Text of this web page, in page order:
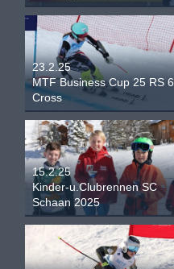
23.2.25
MTF Business Cup 25 RS 6
Cross
15.2.25
Kinder-u.Clubrennen SC
Schaan 2025